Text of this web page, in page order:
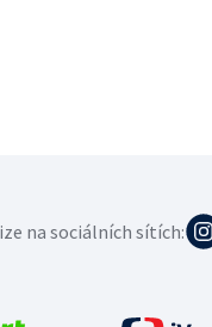
na sociálních sítích: